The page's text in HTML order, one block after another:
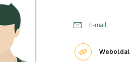
E-mail
Weboldal